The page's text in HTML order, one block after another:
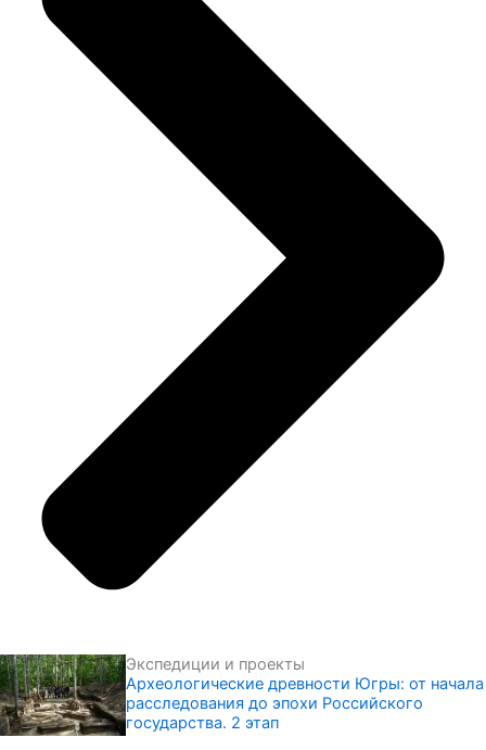
Экспедиции и проекты
Археологические древности Югры: от начала
расследования до эпохи Российского
государства. 2 этап